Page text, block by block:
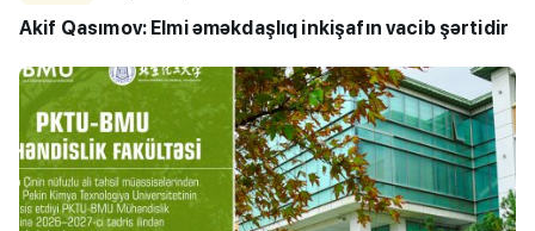
Akif Qasımov: Elmi əməkdaşlıq inkişafın vacib şərtidir